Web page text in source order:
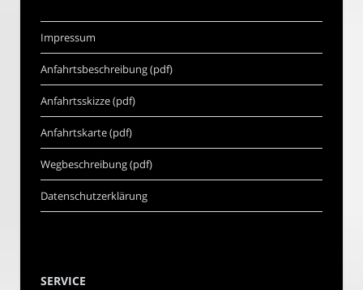
Impressum
Anfahrtsbeschreibung (pdf)
Anfahrtsskizze (pdf)
Anfahrtskarte (pdf)
Wegbeschreibung (pdf)
Datenschutzerklärung
SERVICE